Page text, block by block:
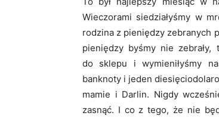
Wieczorami siedziałyśmy w
rodzina z pieniędzy zebranych
pieniędzy byśmy nie
do sklepu i wymieniłyśmy
banknoty i jeden
mamie i Darlin. Nigdy
zasnąć. I co z tego, że nie